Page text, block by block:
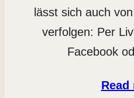
lässt sich auch
verfolgen: Per
Facebook
Read